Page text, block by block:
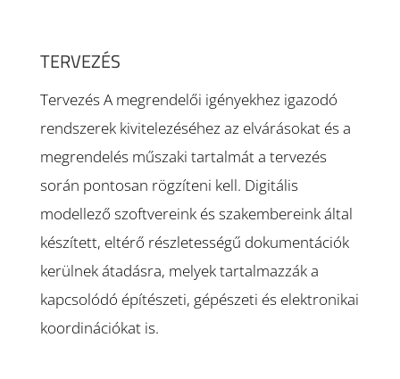
TERVEZÉS
Tervezés A megrendelői igényekhez igazodó
rendszerek kivitelezéséhez az elvárásokat és a
megrendelés műszaki tartalmát a tervezés
során pontosan rögzíteni kell. Digitális
modellező szoftvereink és szakembereink által
készített, eltérő részletességű dokumentációk
kerülnek átadásra, melyek tartalmazzák a
kapcsolódó építészeti, gépészeti és elektronikai
koordinációkat is.